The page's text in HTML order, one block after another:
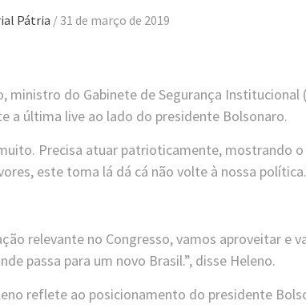
Pátria / 31 de março de 2019
ministro do Gabinete de Segurança Institucional
a última live ao lado do presidente Bolsonaro.
Precisa atuar patrioticamente, mostrando
este toma lá dá cá não volte à nossa
relevante no Congresso, vamos aproveitar e
passa para um novo Brasil.”, disse Heleno.
reflete ao posicionamento do presidente